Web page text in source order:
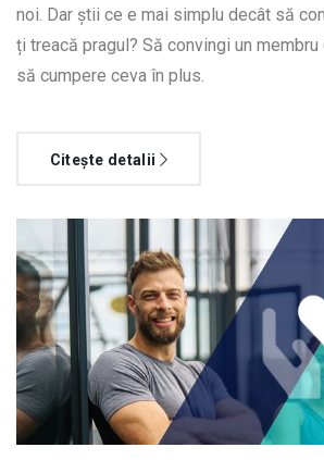
noi. Dar știi ce e mai simplu decât să
ți treacă pragul? Să convingi un
să cumpere ceva în plus.
Citește detalii